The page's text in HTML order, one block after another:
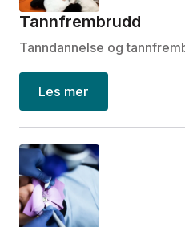
Tannfrembrudd
Tanndannelse og
Les mer